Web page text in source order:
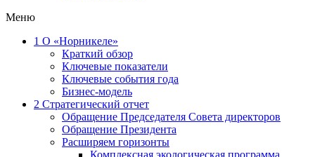
Меню
1 О «Норникеле»
Краткий обзор
Ключевые показатели
Ключевые события года
Бизнес-модель
2 Стратегический отчет
Обращение Председателя Совета директоров
Обращение Президента
Расширяем горизонты
Комплексная экологическая программа